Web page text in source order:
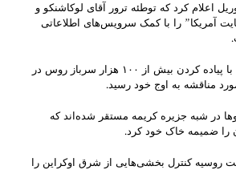
بلاروس روز ۱۷ آوریل اعلام کرد که توطئه ترور آقای لوکاشنکو و
آمریکا” را با کمک سرویس‌های اطلاعاتی
تنش‌های غرب و روسیه با پیاده کردن بیش از ۱۰۰ هزار سرباز روس در
مناقشه به اوج خود رسید.
در شبه جزیره کریمه مستقر شده‌اند که
روسیه کنترل بخشی‌هایی از شرق اوکراین را